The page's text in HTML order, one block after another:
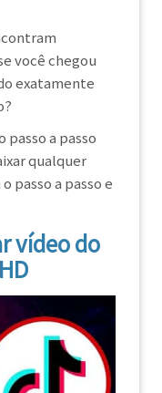
você chegou
exatamente
passo a passo
qualquer
passo a passo e
vídeo do